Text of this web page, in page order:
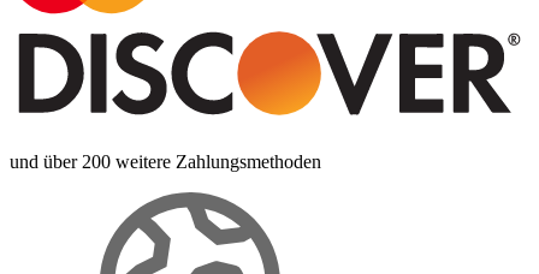
und über 200 weitere Zahlungsmethoden